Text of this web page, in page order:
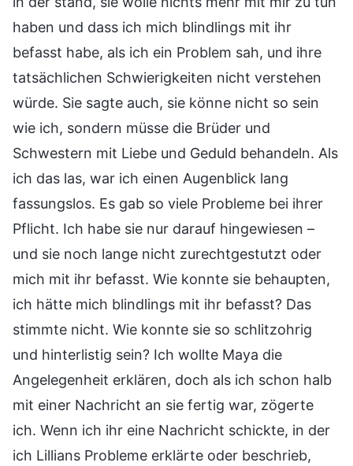
haben und dass ich mich blindlings mit ihr
befasst habe, als ich ein Problem sah, und ihre
tatsächlichen Schwierigkeiten nicht verstehen
würde. Sie sagte auch, sie könne nicht so sein
wie ich, sondern müsse die Brüder und
Schwestern mit Liebe und Geduld behandeln. Als
ich das las, war ich einen Augenblick lang
fassungslos. Es gab so viele Probleme bei ihrer
Pflicht. Ich habe sie nur darauf hingewiesen –
und sie noch lange nicht zurechtgestutzt oder
mich mit ihr befasst. Wie konnte sie behaupten,
ich hätte mich blindlings mit ihr befasst? Das
stimmte nicht. Wie konnte sie so schlitzohrig
und hinterlistig sein? Ich wollte Maya die
Angelegenheit erklären, doch als ich schon halb
mit einer Nachricht an sie fertig war, zögerte
ich. Wenn ich ihr eine Nachricht schickte, in der
ich Lillians Probleme erklärte oder beschrieb,